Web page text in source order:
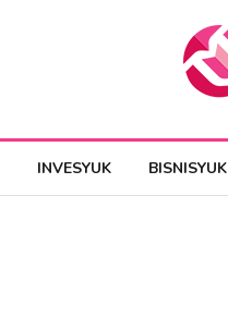
INVESYUK BISNISYUK